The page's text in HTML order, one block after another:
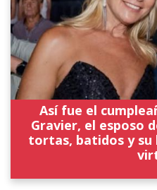
Así fue el
Gravier, el esposo
tortas, batidos y su